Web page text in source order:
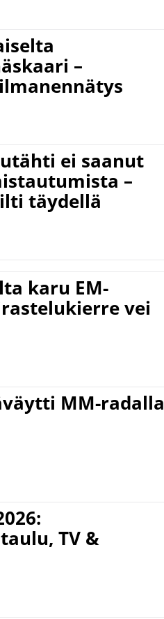
–
ei saanut
–
täydellä
karu EM-
vei
MM-radalla
TV &